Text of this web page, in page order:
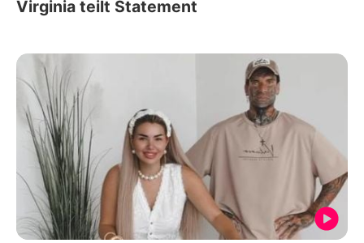
Virginia teilt Statement